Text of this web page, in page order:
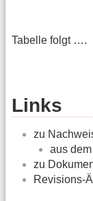
Tabelle folgt ….
Links
zu
aus
zu
Revisions-